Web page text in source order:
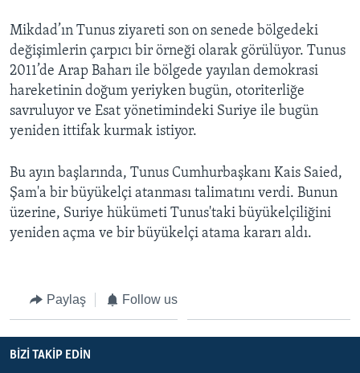
Mikdad’ın Tunus ziyareti son on senede bölgedeki
değişimlerin çarpıcı bir örneği olarak görülüyor. Tunus
2011’de Arap Baharı ile bölgede yayılan demokrasi
hareketinin doğum yeriyken bugün, otoriterliğe
savruluyor ve Esat yönetimindeki Suriye ile bugün
yeniden ittifak kurmak istiyor.
Bu ayın başlarında, Tunus Cumhurbaşkanı Kais Saied,
Şam'a bir büyükelçi atanması talimatını verdi. Bunun
üzerine, Suriye hükümeti Tunus'taki büyükelçiliğini
yeniden açma ve bir büyükelçi atama kararı aldı.
Paylaş Follow us
BIZI TAKIP EDIN